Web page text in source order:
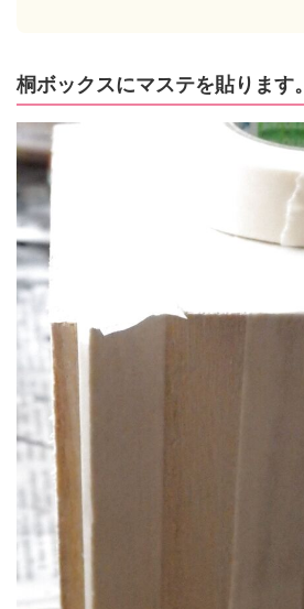
桐ボックスにマステを貼ります。